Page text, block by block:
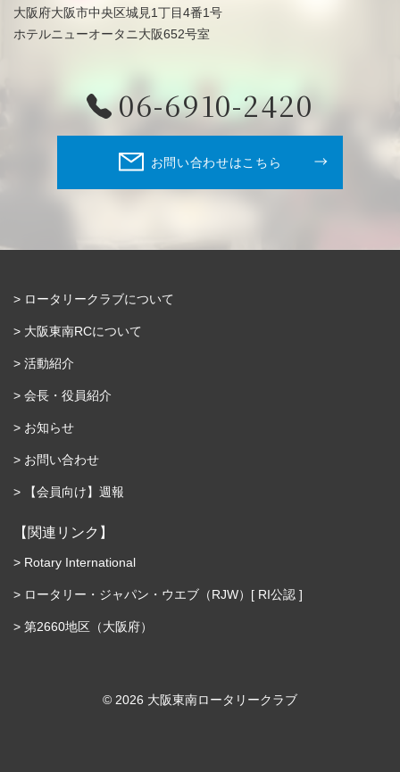
大阪府大阪市中央区城見1丁目4番1号
ホテルニューオータニ大阪652号室
06-6910-2420
お問い合わせはこちら
ロータリークラブについて
大阪東南RCについて
活動紹介
会長・役員紹介
お知らせ
お問い合わせ
【会員向け】週報
【関連リンク】
Rotary International
ロータリー・ジャパン・ウエブ（RJW）[ RI公認 ]
第2660地区（大阪府）
©︎ 2026 大阪東南ロータリークラブ